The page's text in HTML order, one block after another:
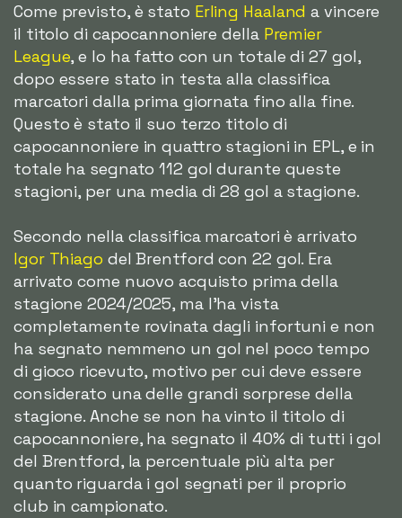
Come previsto, è stato Erling Haaland a vincere
il titolo di capocannoniere della Premier
League, e lo ha fatto con un totale di 27 gol,
dopo essere stato in testa alla classifica
marcatori dalla prima giornata fino alla fine.
Questo è stato il suo terzo titolo di
capocannoniere in quattro stagioni in EPL, e in
totale ha segnato 112 gol durante queste
stagioni, per una media di 28 gol a stagione.
Secondo nella classifica marcatori è arrivato
Igor Thiago del Brentford con 22 gol. Era
arrivato come nuovo acquisto prima della
stagione 2024/2025, ma l'ha vista
completamente rovinata dagli infortuni e non
ha segnato nemmeno un gol nel poco tempo
di gioco ricevuto, motivo per cui deve essere
considerato una delle grandi sorprese della
stagione. Anche se non ha vinto il titolo di
capocannoniere, ha segnato il 40% di tutti i gol
del Brentford, la percentuale più alta per
quanto riguarda i gol segnati per il proprio
club in campionato.